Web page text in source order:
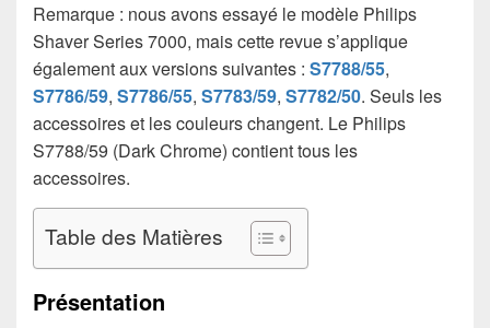
Remarque : nous avons essayé le modèle Philips
Shaver Series 7000, mais cette revue s’applique
également aux versions suivantes : S7788/55,
S7786/59, S7786/55, S7783/59, S7782/50. Seuls les
accessoires et les couleurs changent. Le Philips
S7788/59 (Dark Chrome) contient tous les
accessoires.
Table des Matières
Présentation